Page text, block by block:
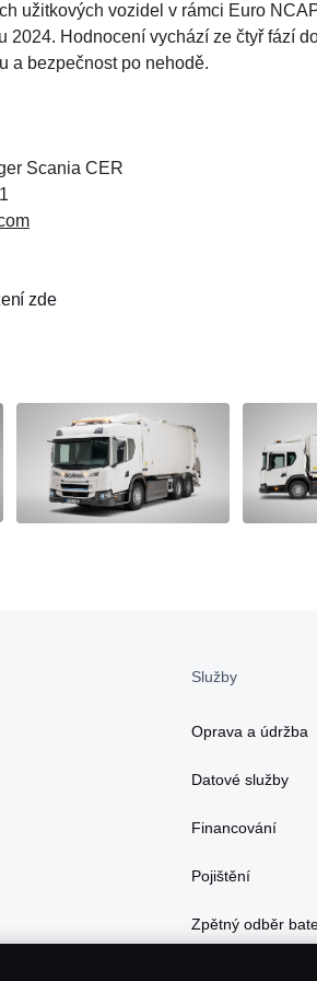
užitkových vozidel v rámci Euro
2024. Hodnocení vychází ze čtyř fází
a bezpečnost po nehodě.
Scania CER
zde
Služby
Oprava a údržba
Datové služby
Financování
Pojištění
Zpětný odběr